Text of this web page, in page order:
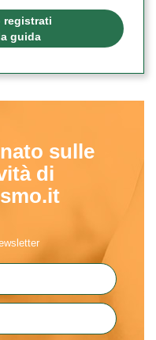
registrati
guida
sulle
di